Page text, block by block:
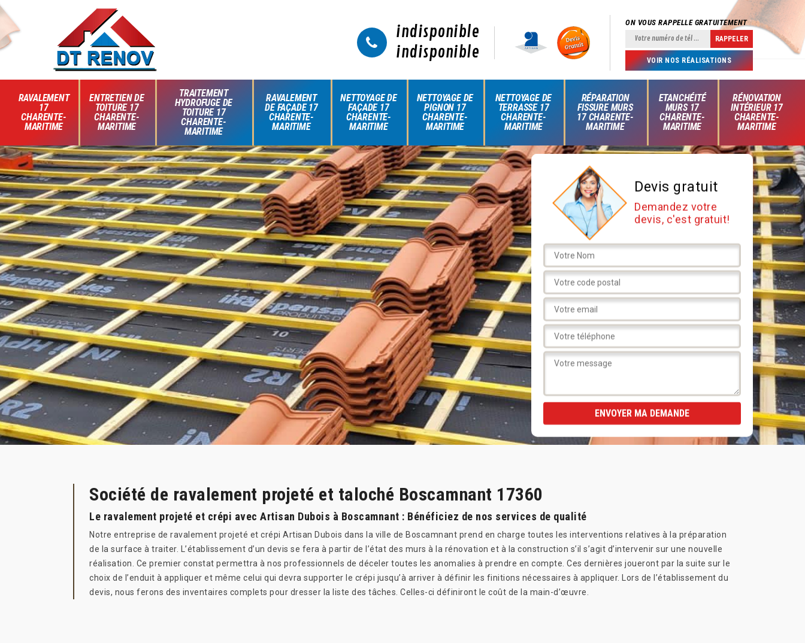
indisponible
indisponible
ON VOUS RAPPELLE GRATUITEMENT
VOIR NOS RÉALISATIONS
RAVALEMENT
17
CHARENTE-
MARITIME
ENTRETIEN DE
TOITURE 17
CHARENTE-
MARITIME
TRAITEMENT
HYDROFUGE DE
TOITURE 17
CHARENTE-
MARITIME
RAVALEMENT
DE FAÇADE 17
CHARENTE-
MARITIME
NETTOYAGE DE
FAÇADE 17
CHARENTE-
MARITIME
NETTOYAGE DE
PIGNON 17
CHARENTE-
MARITIME
NETTOYAGE DE
TERRASSE 17
CHARENTE-
MARITIME
RÉPARATION
FISSURE MURS
17 CHARENTE-
MARITIME
ETANCHÉITÉ
MURS 17
CHARENTE-
MARITIME
RÉNOVATION
INTÉRIEUR 17
CHARENTE-
MARITIME
Devis gratuit
Demandez votre
devis, c'est gratuit!
Société de ravalement projeté et taloché Boscamnant 17360
Le ravalement projeté et crépi avec Artisan Dubois à Boscamnant : Bénéficiez de nos services de qualité
Notre entreprise de ravalement projeté et crépi Artisan Dubois dans la ville de Boscamnant prend en charge toutes les interventions relatives à la préparation
de la surface à traiter. L’établissement d’un devis se fera à partir de l’état des murs à la rénovation et à la construction s’il s’agit d’intervenir sur une nouvelle
réalisation. Ce premier constat permettra à nos professionnels de déceler toutes les anomalies à prendre en compte. Ces dernières joueront par la suite sur le
choix de l’enduit à appliquer et même celui qui devra supporter le crépi jusqu’à arriver à définir les finitions nécessaires à appliquer. Lors de l’établissement du
devis, nous ferons des inventaires complets pour dresser la liste des tâches. Celles-ci définiront le coût de la main-d’œuvre.